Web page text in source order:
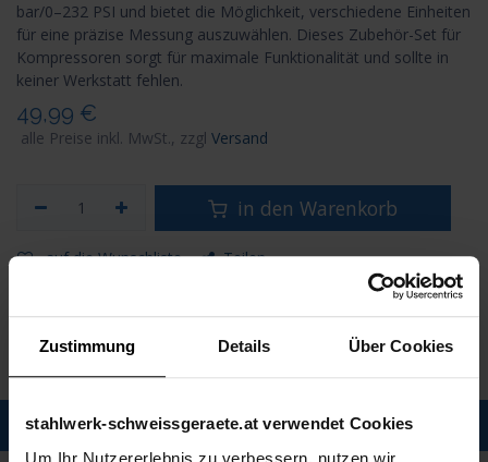
Zustimmung Details Über Cookies
stahlwerk-schweissgeraete.at verwendet Cookies
Um Ihr Nutzererlebnis zu verbessern, nutzen wir
bar/0–232 PSI und bietet die Möglichkeit, verschiedene Einheiten
für eine präzise Messung auszuwählen. Dieses Zubehör-Set für
Kompressoren sorgt für maximale Funktionalität und sollte in
keiner Werkstatt fehlen.
49,99 €
alle Preise inkl. MwSt., zzgl Versand
in den Warenkorb
auf die Wunschliste Teilen
Versand: 6-8 Werktage
Description